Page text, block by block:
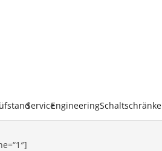
ServiceEngineeringSchaltschränke